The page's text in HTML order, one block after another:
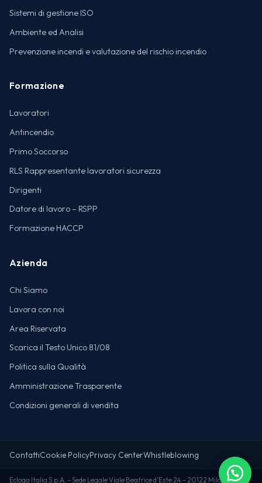
Sistemi di gestione ISO
Ambiente ed Analisi
Prevenzione incendi e valutazione del rischio incendio
Formazione
Lavoratori
Antincendio
Primo Soccorso
RLS Rappresentante lavoratori sicurezza
Dirigenti
Datore di lavoro – RSPP
Formazione HACCP
Azienda
Chi Siamo
Lavora con noi
Area Riservata
Scarica il Testo Unico 81/08
Politica sulla Qualità
Amministrazione Trasparente
Condizioni generali di vendita
ContattiCookie PolicyPrivacy CenterWhistleblowing
Ecloga Italia S.p.A. – Sede Legale Viale Beatrice d'Este 24 – 20122 Milano (MI) –